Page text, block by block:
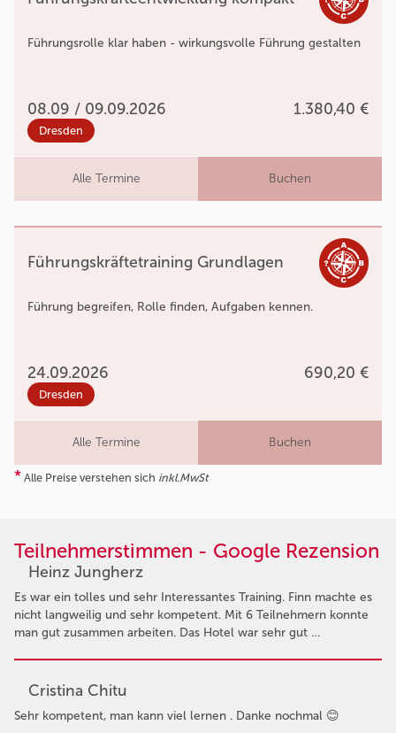
Führungsrolle klar haben - wirkungsvolle Führung gestalten
08.09 / 09.09.2026 1.380,40 €
Dresden
Alle Termine Buchen
Führungskräftetraining Grundlagen
Führung begreifen, Rolle finden, Aufgaben kennen.
24.09.2026 690,20 €
Dresden
Alle Termine Buchen
* Alle Preise verstehen sich inkl.MwSt
Teilnehmerstimmen - Google Rezension
Heinz Jungherz
Es war ein tolles und sehr Interessantes Training. Finn machte es
nicht langweilig und sehr kompetent. Mit 6 Teilnehmern konnte
man gut zusammen arbeiten. Das Hotel war sehr gut …
Cristina Chitu
Sehr kompetent, man kann viel lernen . Danke nochmal 😊